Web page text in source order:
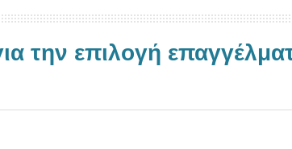
την επιλογή